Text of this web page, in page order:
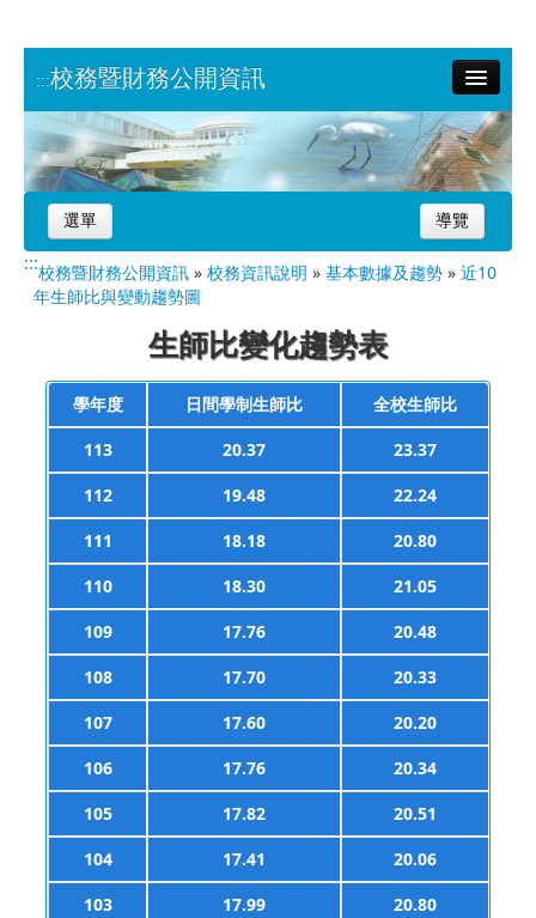
:::校務暨財務公開資訊
南大首頁
網站導覽
選單 導覽
:::校務暨財務公開資訊 » 校務資訊說明 » 基本數據及趨勢 » 近10
年生師比與變動趨勢圖
生師比變化趨勢表
學年度 日間學制生師比
全校生師比
113
20.37
23.37
112
19.48
22.24
111
18.18
20.80
110
18.30
21.05
109
17.76
20.48
108
17.70
20.33
107
17.60
20.20
106
17.76
20.34
105
17.82
20.51
104
17.41
20.06
103
17.99
20.80